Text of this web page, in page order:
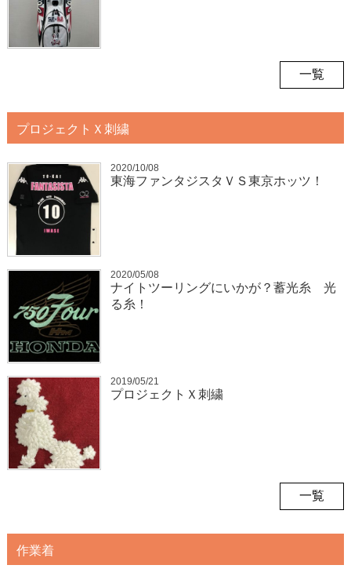
一覧
プロジェクトＸ刺繍
2020/10/08
東海ファンタジスタＶＳ東京ホッツ！
2020/05/08
ナイトツーリングにいかが？蓄光糸 光
る糸！
2019/05/21
プロジェクトＸ刺繍
一覧
作業着